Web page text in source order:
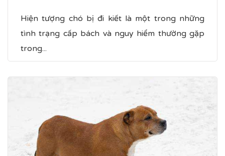
Hiện tượng chó bị đi kiết là một trong những
tình trạng cấp bách và nguy hiểm thường gặp
trong...